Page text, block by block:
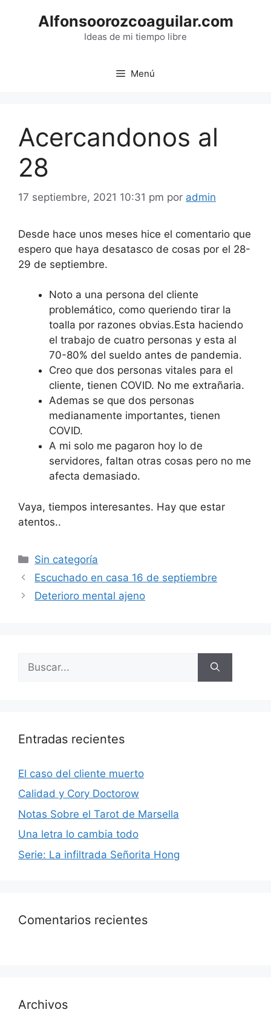
Alfonsoorozcoaguilar.com
Ideas de mi tiempo libre
Menú
Acercandonos al
28
17 septiembre, 2021 10:31 pm por admin
Desde hace unos meses hice el comentario que
espero que haya desatasco de cosas por el 28-
29 de septiembre.
Noto a una persona del cliente
problemático, como queriendo tirar la
toalla por razones obvias.Esta haciendo
el trabajo de cuatro personas y esta al
70-80% del sueldo antes de pandemia.
Creo que dos personas vitales para el
cliente, tienen COVID. No me extrañaria.
Ademas se que dos personas
medianamente importantes, tienen
COVID.
A mi solo me pagaron hoy lo de
servidores, faltan otras cosas pero no me
afecta demasiado.
Vaya, tiempos interesantes. Hay que estar
atentos..
Categorías
Sin categoría
Escuchado en casa 16 de septiembre
Deterioro mental ajeno
Entradas recientes
El caso del cliente muerto
Calidad y Cory Doctorow
Notas Sobre el Tarot de Marsella
Una letra lo cambia todo
Serie: La infiltrada Señorita Hong
Comentarios recientes
Archivos